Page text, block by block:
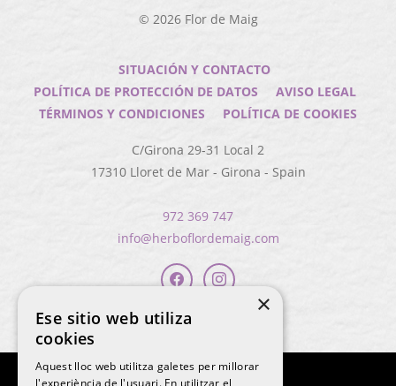
© 2026 Flor de Maig
SITUACIÓN Y CONTACTO
POLÍTICA DE PROTECCIÓN DE DATOS
AVISO LEGAL
TÉRMINOS Y CONDICIONES
POLÍTICA DE COOKIES
C/Girona 29-31 Local 2
17310 Lloret de Mar- Girona - Spain
972 369 747
info@herboflordemaig.com
×
Ese sitio web utiliza
cookies
Aquest lloc web utilitza galetes per millorar
l'experiència de l'usuari. En utilitzar el